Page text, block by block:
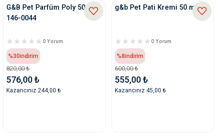
G&B Pet Parfüm Poly 50 Ml
146-0044
0 Yorum
%30indirim
820,00 ₺
576,00 ₺
Kazancınız 244,00 ₺
g&b Pet Pati Kremi 50 ml
0 Yorum
%8indirim
600,00 ₺
555,00 ₺
Kazancınız 45,00 ₺